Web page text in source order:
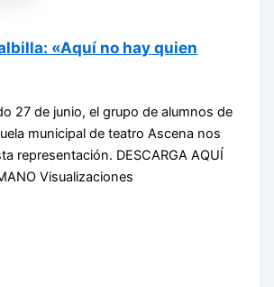
«Aquí no hay quien
27 de junio, el grupo de alumnos de
municipal de teatro Ascena nos
representación. DESCARGA AQUÍ
Visualizaciones